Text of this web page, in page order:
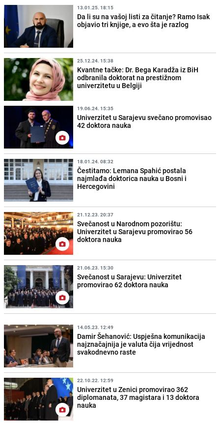
13.01.25. 18:15
Da li su na vašoj listi za čitanje? Ramo Isak
objavio tri knjige, a evo šta je razlog
25.12.24. 15:38
Kvantne tačke: Dr. Bega Karadža iz BiH
odbranila doktorat na prestižnom
univerzitetu u Belgiji
19.06.24. 15:35
Univerzitet u Sarajevu svečano promovisao
42 doktora nauka
18.01.24. 08:32
Čestitamo: Lemana Spahić postala
najmlađa doktorica nauka u Bosni i
Hercegovini
21.12.23. 20:37
Svečanost u Narodnom pozorištu:
Univerzitet u Sarajevu promovirao 56
doktora nauka
21.06.23. 15:30
Svečanost u Sarajevu: Univerzitet
promovirao 62 doktora nauka
14.05.23. 12:49
Damir Šehanović: Uspješna komunikacija
najznačajnija je valuta čija vrijednost
svakodnevno raste
22.10.22. 12:59
Univerzitet u Zenici promovirao 362
diplomanata, 37 magistara i 13 doktora
nauka